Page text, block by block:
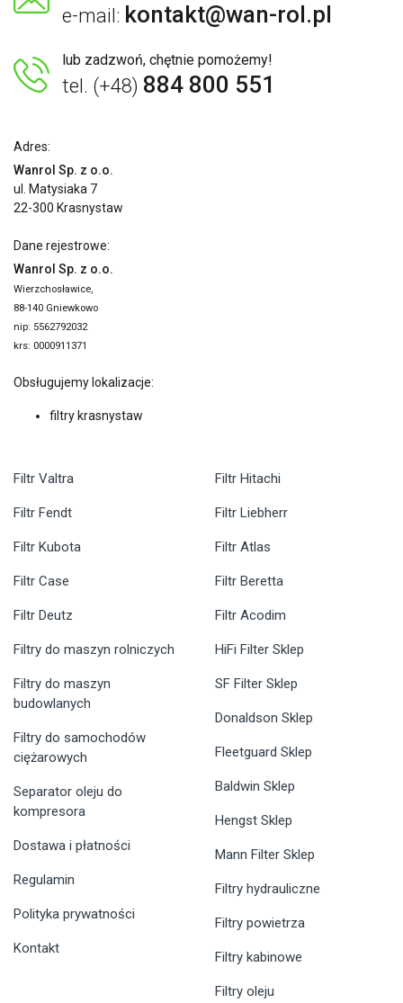
e-mail: kontakt@wan-rol.pl
lub zadzwoń, chętnie pomożemy!
tel. (+48) 884 800 551
Adres:
Wanrol Sp. z o.o.
ul. Matysiaka 7
22-300 Krasnystaw
Dane rejestrowe:
Wanrol Sp. z o.o.
Wierzchosławice,
88-140 Gniewkowo
nip: 5562792032
krs: 0000911371
Obsługujemy lokalizacje:
filtry krasnystaw
Filtr Valtra
Filtr Fendt
Filtr Kubota
Filtr Case
Filtr Deutz
Filtr Hitachi
Filtr Liebherr
Filtr Atlas
Filtr Beretta
Filtr Acodim
Filtry do maszyn rolniczych
Filtry do maszyn
budowlanych
Filtry do samochodów
ciężarowych
Separator oleju do
kompresora
Dostawa i płatności
Regulamin
Polityka prywatności
Kontakt
HiFi Filter Sklep
SF Filter Sklep
Donaldson Sklep
Fleetguard Sklep
Baldwin Sklep
Hengst Sklep
Mann Filter Sklep
Filtry hydrauliczne
Filtry powietrza
Filtry kabinowe
Filtry oleju